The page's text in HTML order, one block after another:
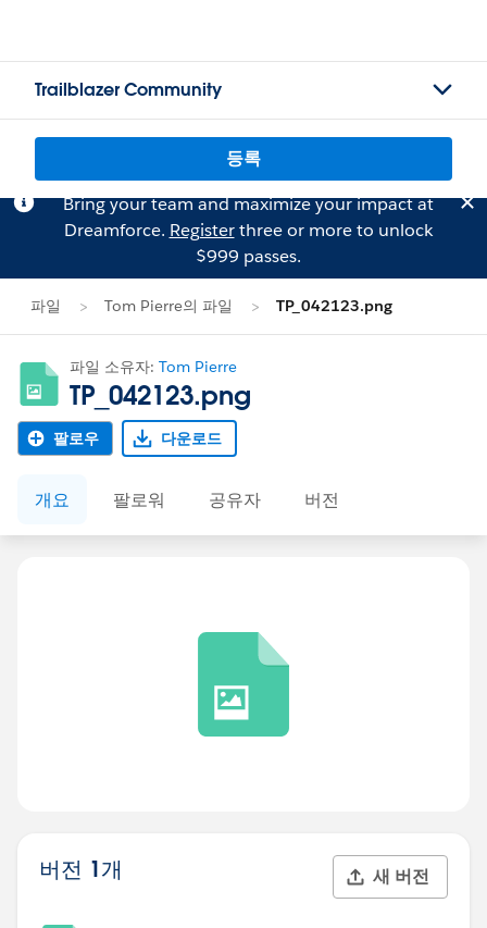
Trailblazer Community
등록
Bring your team and maximize your impact at
Dreamforce. Registerthree or more to unlock
$999 passes.
파일 Tom Pierre의 파일 TP_042123.png
파일 소유자: Tom Pierre
TP_042123.png
팔로우 다운로드
개요 팔로워 공유자 버전
버전 1개 새 버전